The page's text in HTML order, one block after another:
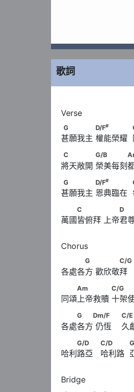
歌詞
G　　　　      D/F
G D/F#
甚願我主 權能榮耀
C　　　　      G/B
C G/B
將天敞開 榮美每刻
G　　　　      D/F
G D/F#
甚願我主 恩典臨在
C　　　      　
C D
萬國皆俯拜 上帝君
G　      　　
G C/G
各處各方 歡欣敬拜
Am　　　　
Am C/G
同頌上帝救贖 十架
G　　Dm/F      　　
G Dm/F C/E
各處各方 仍恆    久
G/D　　
G/D C/D G
哈利路亞   哈利路